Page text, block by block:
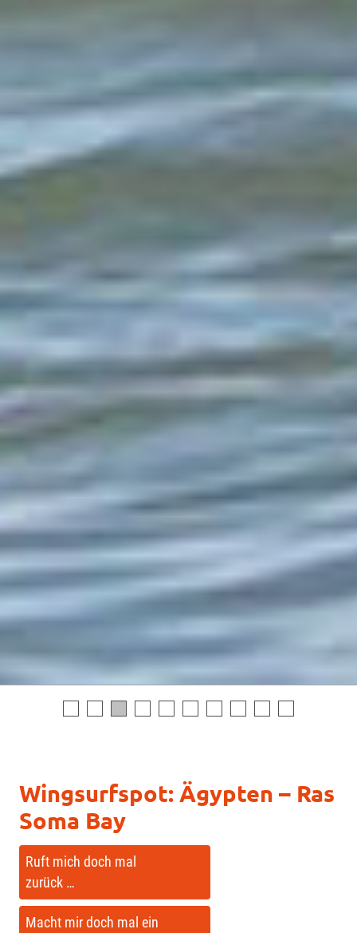
Wingsurfspot: Ägypten – Ras
Soma Bay
Ruft mich doch mal
zurück …
Macht mir doch mal ein